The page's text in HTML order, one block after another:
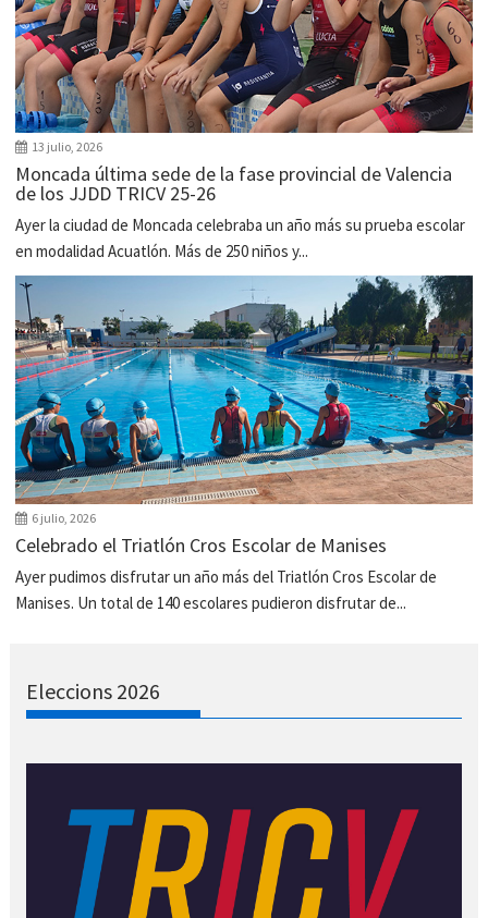
13 julio, 2026
Moncada última sede de la fase provincial de Valencia
de los JJDD TRICV 25-26
Ayer la ciudad de Moncada celebraba un año más su prueba escolar
en modalidad Acuatlón. Más de 250 niños y...
6 julio, 2026
Celebrado el Triatlón Cros Escolar de Manises
Ayer pudimos disfrutar un año más del Triatlón Cros Escolar de
Manises. Un total de 140 escolares pudieron disfrutar de...
Eleccions 2026